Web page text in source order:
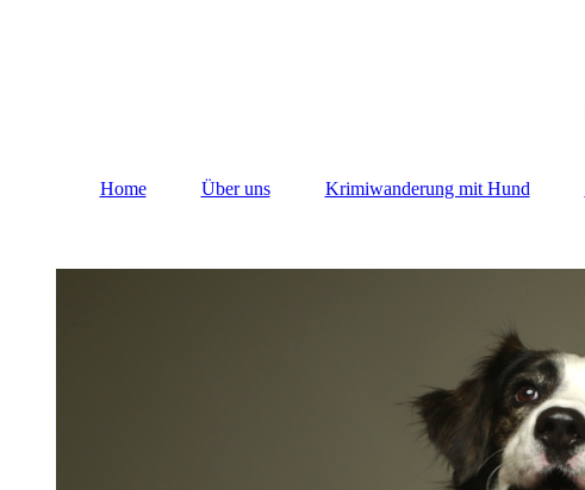
Home Über uns Krimiwanderung mit Hund